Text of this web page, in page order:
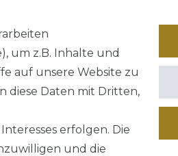
Widerrufs­recht
um z.B. Inhalte und
auf unsere Website zu
diese Daten mit Dritten,
erfolgen. Die
und die